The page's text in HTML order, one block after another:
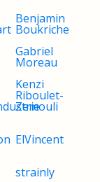
Benjamin
Boukriche
Gabriel
Moreau
Kenzi
Riboulet-
Zemouli
ElVincent
strainly